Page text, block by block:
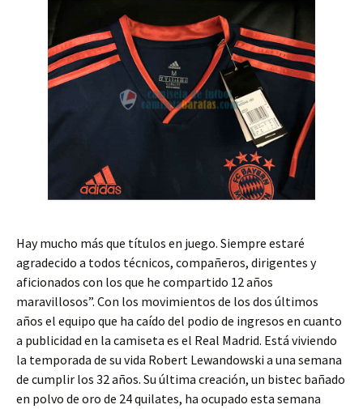
Hay mucho más que títulos en juego. Siempre estaré
agradecido a todos técnicos, compañeros, dirigentes y
aficionados con los que he compartido 12 años
maravillosos”. Con los movimientos de los dos últimos
años el equipo que ha caído del podio de ingresos en cuanto
a publicidad en la camiseta es el Real Madrid. Está viviendo
la temporada de su vida Robert Lewandowski a una semana
de cumplir los 32 años. Su última creación, un bistec bañado
en polvo de oro de 24 quilates, ha ocupado esta semana